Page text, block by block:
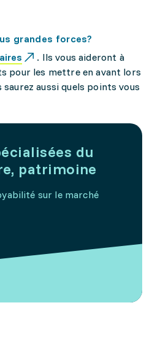
grandes forces?
. Ils vous aideront à
pour les mettre en avant lors
aussi quels points vous
du
patrimoine
sur le marché